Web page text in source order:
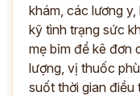
khám, các lương
kỹ tình trạng sức
mẹ bỉm để kê đơn
lượng, vị thuốc
suốt thời gian điều